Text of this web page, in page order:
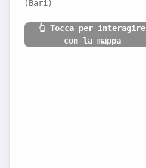
(Bari)
👆 Tocca per interagire
con la mappa